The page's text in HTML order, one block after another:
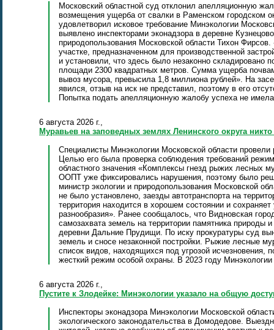
Московский областной суд отклонил апелляционную
возмещения ущерба от свалки в Раменском городском
удовлетворил исковое требование Минэкологии
выявлено инспекторами эконадзора в деревне
природопользования Московской области Тихон
участке, предназначенном для производственной
и установили, что здесь было незаконно складировано
площади 2300 квадратных метров. Сумма ущерба
вывоз мусора, превысила 1,8 миллиона рублей». На
явился, отзыв на иск не представил, поэтому в его
Попытка подать апелляционную жалобу успеха не
6 августа 2026 г.,
Муравьев на заповедных землях Ленинского округа
Специалисты Минэкологии Московской области
Целью его была проверка соблюдения требований
областного значения «Комплексы гнезд рыжих лесных
ООПТ уже фиксировались нарушения, поэтому было
министр экологии и природопользования Московской
не было установлено, заезды автотранспорта на
территория находится в хорошем состоянии и
разнообразия». Ранее сообщалось, что Видновская
самозахвата земель на территории памятника природы
деревни Дальние Прудищи. По иску прокуратуры суд
земель и сносе незаконной постройки. Рыжие лесные
список видов, находящихся под угрозой исчезновения,
жесткий режим особой охраны. В 2023 году
6 августа 2026 г.,
Пустите к Злодейке: Минэкологии указало на общую
Инспекторы эконадзора Минэкологии Московской
экологического законодательства в Домодедове.